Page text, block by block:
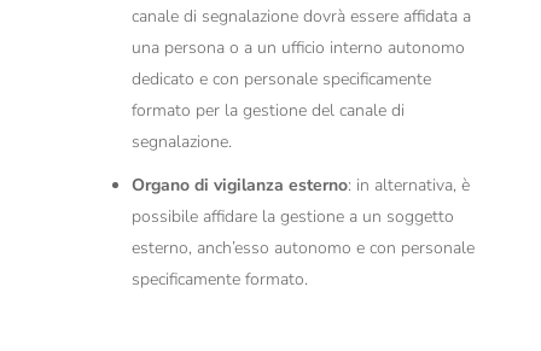
canale di segnalazione dovrà essere affidata a
una persona o a un ufficio interno autonomo
dedicato e con personale specificamente
formato per la gestione del canale di
segnalazione.
Organo di vigilanza esterno: in alternativa, è
possibile affidare la gestione a un soggetto
esterno, anch’esso autonomo e con personale
specificamente formato.